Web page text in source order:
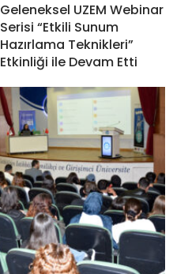
Geleneksel UZEM Webinar
Serisi “Etkili Sunum
Hazırlama Teknikleri”
Etkinliği ile Devam Etti